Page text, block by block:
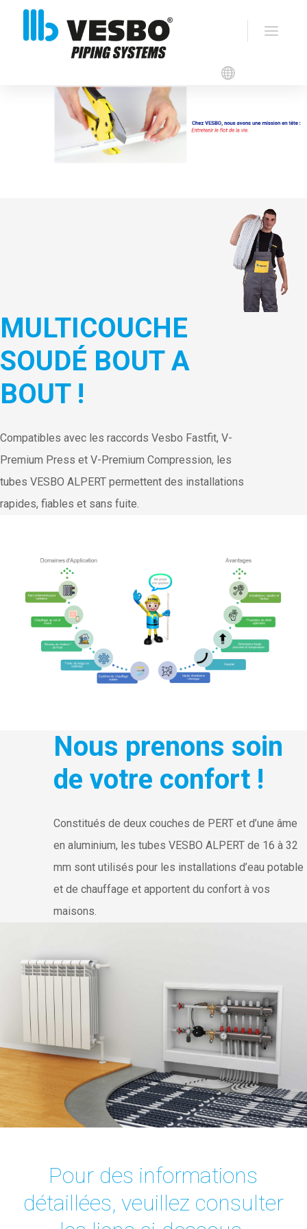
VESBO ALPERT
MULTICOUCHE
SOUDÉ BOUT A
BOUT !
Compatibles avec les raccords Vesbo Fastfit, V-
Premium Press et V-Premium Compression, les
tubes VESBO ALPERT permettent des installations
rapides, fiables et sans fuite.
Nous prenons soin
de votre confort !
Constitués de deux couches de PERT et d’une âme
en aluminium, les tubes VESBO ALPERT de 16 à 32
mm sont utilisés pour les installations d’eau potable
et de chauffage et apportent du confort à vos
maisons.
Pour des informations
détaillées, veuillez consulter